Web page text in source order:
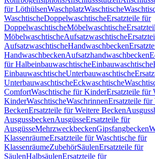
für LöthülsenWaschplatzWaschtische
WaschtischeDoppelwaschtischeErsatzteile für
DoppelwaschtischeMöbelwaschtische
MöbelwaschtischeAufsatzwaschtische
AufsatzwaschtischeHandwaschbecken
HandwaschbeckenAufsatzhandwaschbecken
für HalbeinbauwaschtischeEinbauwaschtische
EinbauwaschtischeUnterbauwaschtische
UnterbauwaschtischeEckwaschtische
ComfortWaschtische für KinderErsatzteile für
KinderWaschtischeWaschrinnenErsatzteile für
BeckenErsatzteile für Weitere Becken
AusgussbeckenAusgüsseErsatzteile für
AusgüsseMehrzweckbeckenGipsfangbecken
KlassenräumeErsatzteile für Waschtische für
KlassenräumeZubehörSäulenErsatzteile für
SäulenHalbsäulenErsatzteile für